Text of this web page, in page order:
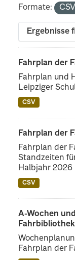
Formate:
Ergebnisse
Fahrplan der
Fahrplan und
Leipziger
CSV
Fahrplan der
Fahrplan der
Standzeiten
Halbjahr 2026
CSV
A-Wochen
Fahrbibliothek
Fahrplan der